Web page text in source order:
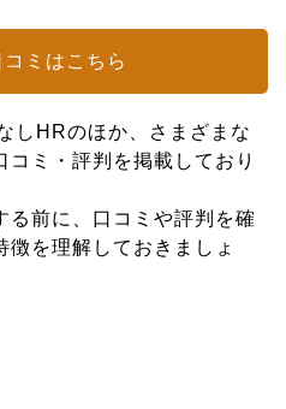
ミはこちら
しHRのほか、さまざまな
ミ・評判を掲載しており
る前に、口コミや評判を確
を理解しておきましょ